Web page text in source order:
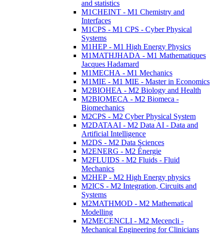
and statistics
M1CHEINT - M1 Chemistry and
Interfaces
M1CPS - M1 CPS - Cyber Physical
Systems
M1HEP - M1 High Energy Physics
M1MATHJHADA - M1 Mathematiques
Jacques Hadamard
M1MECHA - M1 Mechanics
M1MIE - M1 MIE - Master in Economics
M2BIOHEA - M2 Biology and Health
M2BIOMECA - M2 Biomeca -
Biomechanics
M2CPS - M2 Cyber Physical System
M2DATAAI - M2 Data AI - Data and
Artificial Intelligence
M2DS - M2 Data Sciences
M2ENERG - M2 Énergie
M2FLUIDS - M2 Fluids - Fluid
Mechanics
M2HEP - M2 High Energy physics
M2ICS - M2 Integration, Circuits and
Systems
M2MATHMOD - M2 Mathematical
Modelling
M2MECENCLI - M2 Mecencli -
Mechanical Engineering for Clinicians